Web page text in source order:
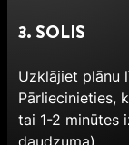
3. SOLIS
Uzklājiet plānu
Pārliecinieties,
tai 1-2 minūtes